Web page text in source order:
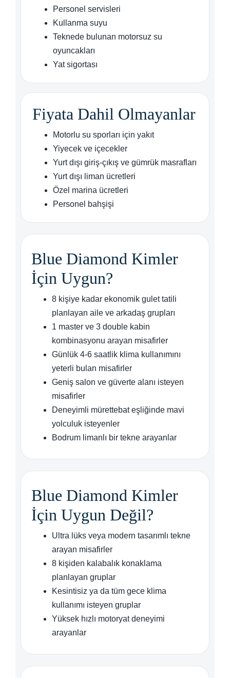
Personel servisleri
Kullanma suyu
Teknede bulunan motorsuz su
oyuncakları
Yat sigortası
Fiyata Dahil Olmayanlar
Motorlu su sporları için yakıt
Yiyecek ve içecekler
Yurt dışı giriş-çıkış ve gümrük masrafları
Yurt dışı liman ücretleri
Özel marina ücretleri
Personel bahşişi
Blue Diamond Kimler
İçin Uygun?
8 kişiye kadar ekonomik gulet tatili
planlayan aile ve arkadaş grupları
1 master ve 3 double kabin
kombinasyonu arayan misafirler
Günlük 4-6 saatlik klima kullanımını
yeterli bulan misafirler
Geniş salon ve güverte alanı isteyen
misafirler
Deneyimli mürettebat eşliğinde mavi
yolculuk isteyenler
Bodrum limanlı bir tekne arayanlar
Blue Diamond Kimler
İçin Uygun Değil?
Ultra lüks veya modern tasarımlı tekne
arayan misafirler
8 kişiden kalabalık konaklama
planlayan gruplar
Kesintisiz ya da tüm gece klima
kullanımı isteyen gruplar
Yüksek hızlı motoryat deneyimi
arayanlar